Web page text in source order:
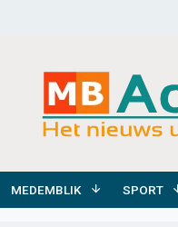
MEDEMBLIK SPORT